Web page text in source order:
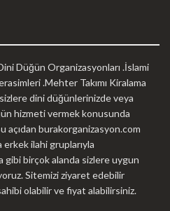
Düğün Organizasyonları .İslami
.Mehter Takımı Kiralama
dini düğünlerinizde veya
hizmeti vermek konusunda
açıdan burakorganizasyon.com
ilahi gruplarıyla
birçok alanda sizlere uygun
Sitemizi ziyaret edebilir
olabilir ve fiyat alabilirsiniz.